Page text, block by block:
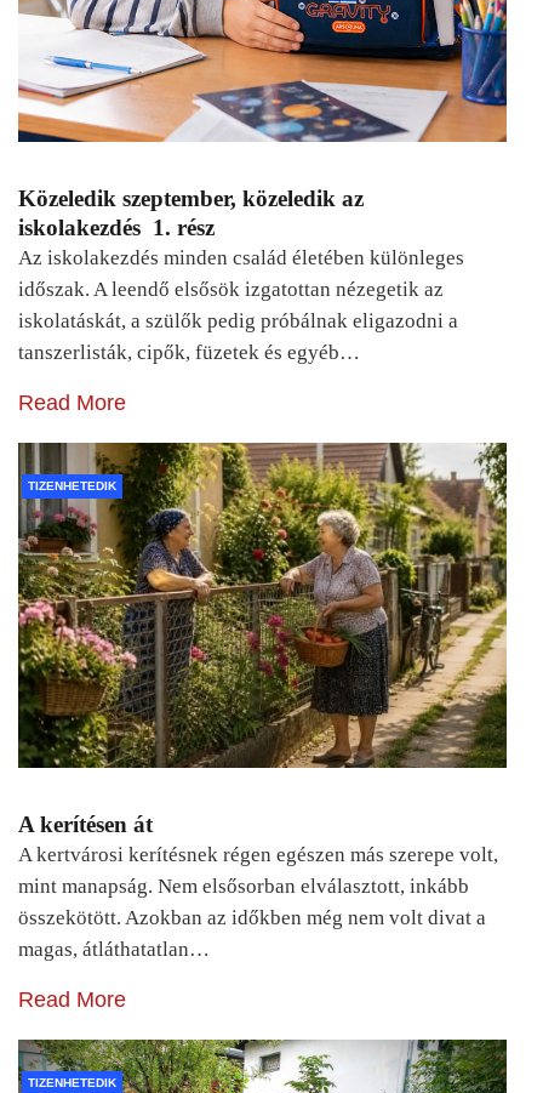
Közeledik szeptember, közeledik az
iskolakezdés 1. rész
Az iskolakezdés minden család életében különleges
időszak. A leendő elsősök izgatottan nézegetik az
iskolatáskát, a szülők pedig próbálnak eligazodni a
tanszerlisták, cipők, füzetek és egyéb…
Read More
TIZENHETEDIK
A kerítésen át
A kertvárosi kerítésnek régen egészen más szerepe volt,
mint manapság. Nem elsősorban elválasztott, inkább
összekötött. Azokban az időkben még nem volt divat a
magas, átláthatatlan…
Read More
TIZENHETEDIK